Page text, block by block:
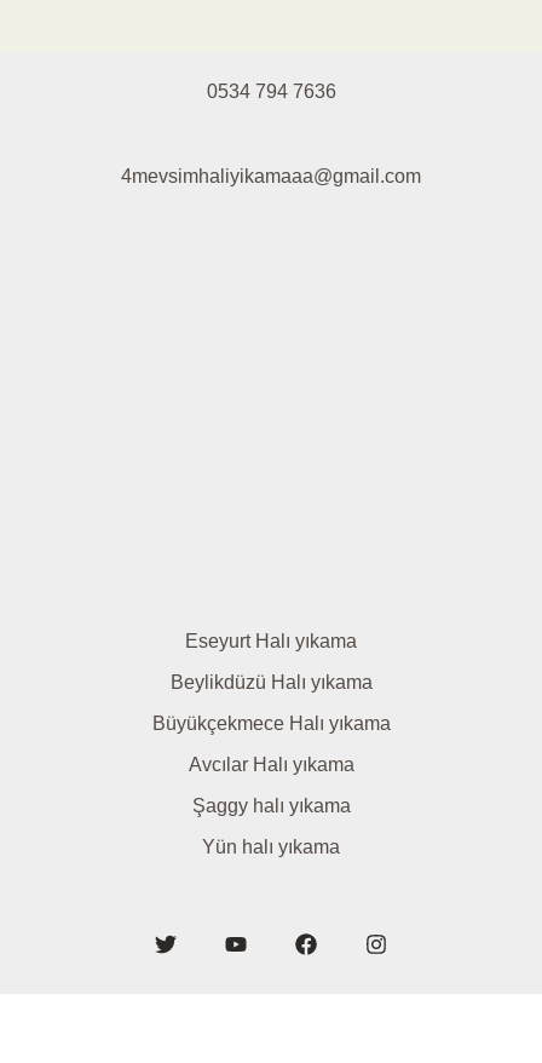
0534 794 7636
4mevsimhaliyikamaaa@gmail.com
Eseyurt Halı yıkama
Beylikdüzü Halı yıkama
Büyükçekmece Halı yıkama
Avcılar Halı yıkama
Şaggy halı yıkama
Yün halı yıkama